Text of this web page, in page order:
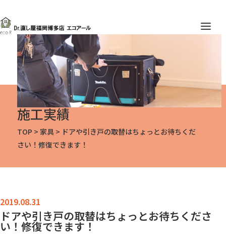
施工実績
TOP >家具 > ドアや引き戸の取替はちょっとお待ちくだ
さい！修復できます！
ドアや引き戸の取替はちょっとお待ちくださ
い！修復できます！